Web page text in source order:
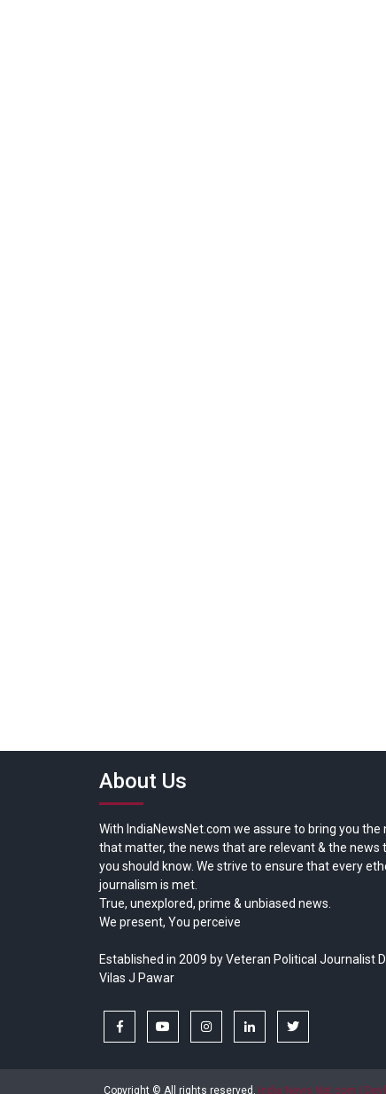
About Us
With IndiaNewsNet.com we assure to bring you the
that matter, the news that are relevant & the news
you should know. We strive to ensure that every
journalism is met.
True, unexplored, prime & unbiased news.
We present, You perceive
Established in 2009 by Veteran Political Journalist
Vilas J Pawar
facebook youtubeinstagramlinkedintwitter
Copyright © All rights reserved. India News Net.com |